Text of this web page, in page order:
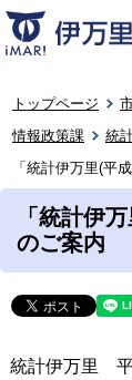
トップページ
情報政策課
統
「統計伊万里(平
「統計伊
のご案内
統計伊万里 平